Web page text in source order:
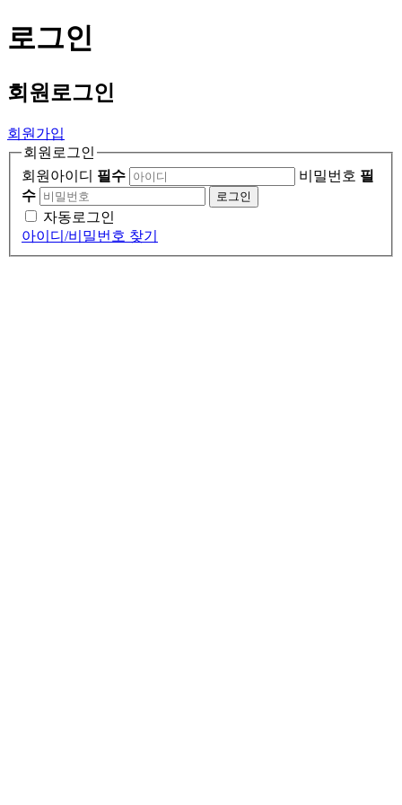
로그인
회원 로그인
회원가입
회원로그인
회원아이디 필수 비밀번호 필
수
로그인
자동로그인
아이디/비밀번호 찾기